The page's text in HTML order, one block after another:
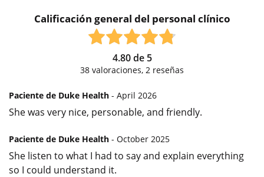
Calificación general del personal clínico
4.80de 5
38 valoraciones, 2 reseñas
Paciente de Duke Health - April 2026
She was very nice, personable, and friendly.
Paciente de Duke Health - October 2025
She listen to what I had to say and explain everything
so I could understand it.